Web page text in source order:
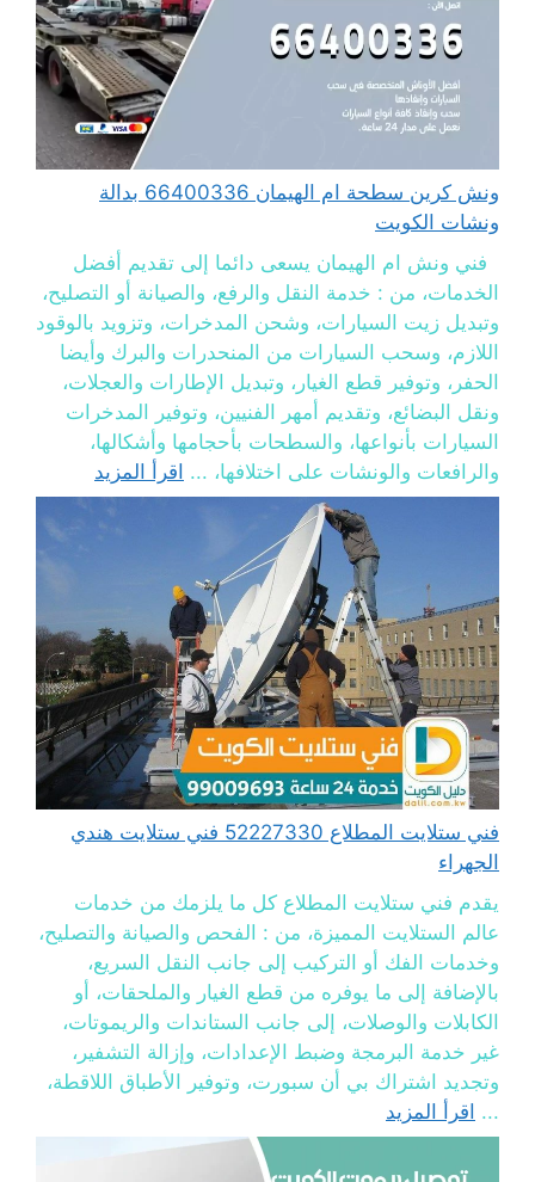
ونش كرين سطحة ام الهيمان 66400336 بدالة
ونشات الكويت
فني ونش ام الهيمان يسعى دائما إلى تقديم أفضل
الخدمات، من : خدمة النقل والرفع، والصيانة أو التصليح،
وتبديل زيت السيارات، وشحن المدخرات، وتزويد بالوقود
اللازم، وسحب السيارات من المنحدرات والبرك وأيضا
الحفر، وتوفير قطع الغيار، وتبديل الإطارات والعجلات،
ونقل البضائع، وتقديم أمهر الفنيين، وتوفير المدخرات
السيارات بأنواعها، والسطحات بأحجامها وأشكالها،
والرافعات والونشات على اختلافها، ... اقرأ المزيد
فني ستلايت المطلاع 52227330 فني ستلايت هندي
الجهراء
يقدم فني ستلايت المطلاع كل ما يلزمك من خدمات
عالم الستلايت المميزة، من : الفحص والصيانة والتصليح،
وخدمات الفك أو التركيب إلى جانب النقل السريع،
بالإضافة إلى ما يوفره من قطع الغيار والملحقات، أو
الكابلات والوصلات، إلى جانب الستاندات والريموتات،
غير خدمة البرمجة وضبط الإعدادات، وإزالة التشفير،
وتجديد اشتراك بي أن سبورت، وتوفير الأطباق اللاقطة،
... اقرأ المزيد